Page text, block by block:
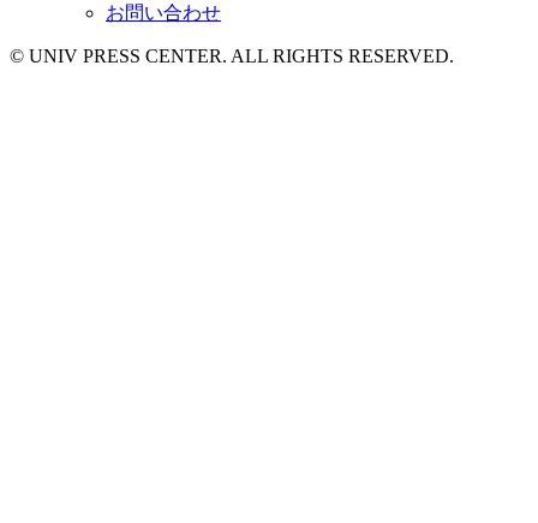
お問い合わせ
© UNIV PRESS CENTER. ALL RIGHTS RESERVED.